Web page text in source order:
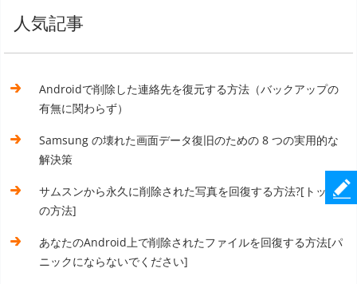
人気記事
Androidで削除した連絡先を復元する方法（バックアップの
有無に関わらず）
Samsung の壊れた画面データ復旧のための 8 つの実用的な
解決策
サムスンから永久に削除された写真を回復する方法?[トップ5
の方法]
あなたのAndroid上で削除されたファイルを回復する方法[パ
ニックにならないでください]